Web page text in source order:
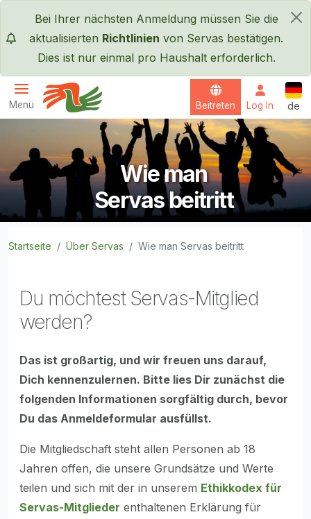
×
Bei Ihrer nächsten Anmeldung müssen Sie die
aktualisierten Richtlinien von Servas bestätigen.
Dies ist nur einmal pro Haushalt erforderlich.
Menü
Servas International
Beitreten Log In de
Wie man
Servas beitritt
Startseite Über Servas Wie man Servas beitritt
Du möchtest Servas-Mitglied
werden?
Das ist großartig, und wir freuen uns darauf,
Dich kennenzulernen. Bitte lies Dir zunächst die
folgenden Informationen sorgfältig durch, bevor
Du das Anmeldeformular ausfüllst.
Die Mitgliedschaft steht allen Personen ab 18
Jahren offen, die unsere Grundsätze und Werte
teilen und sich mit der in unserem Ethikkodex für
Servas-Mitglieder enthaltenen Erklärung für